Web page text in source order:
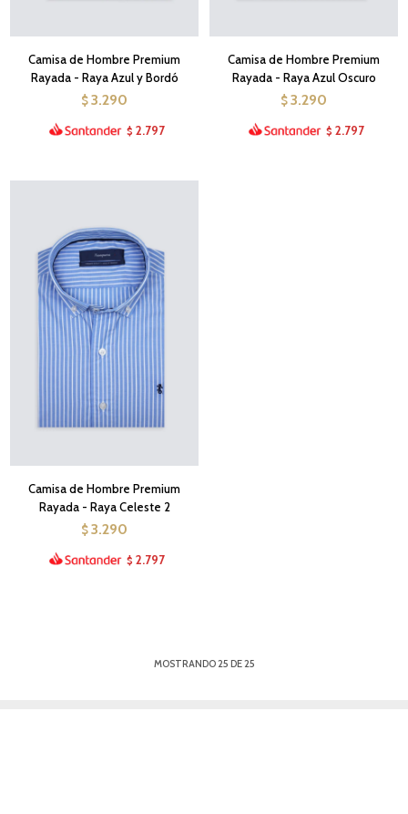
Camisa de Hombre Premium
Rayada - Raya Azul y Bordó
$ 3.290
$ 2.797
Camisa de Hombre Premium
Rayada - Raya Azul Oscuro
$ 3.290
$ 2.797
Camisa de Hombre Premium
Rayada - Raya Celeste 2
$ 3.290
$ 2.797
MOSTRANDO25 DE25